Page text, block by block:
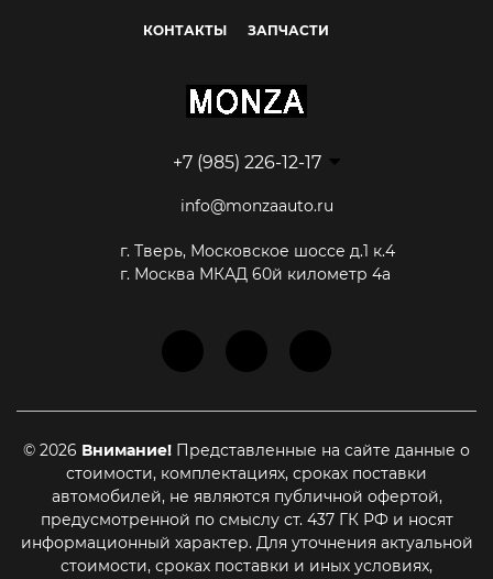
КОНТАКТЫ ЗАПЧАСТИ
+7 (985) 226-12-17
info@monzaauto.ru
г. Тверь, Московское шоссе д.1 к.4
г. Москва МКАД 60й километр 4а
© 2026 Внимание! Представленные на сайте данные о
стоимости, комплектациях, сроках поставки
автомобилей, не являются публичной офертой,
предусмотренной по смыслу ст. 437 ГК РФ и носят
информационный характер. Для уточнения актуальной
стоимости, сроках поставки и иных условиях,